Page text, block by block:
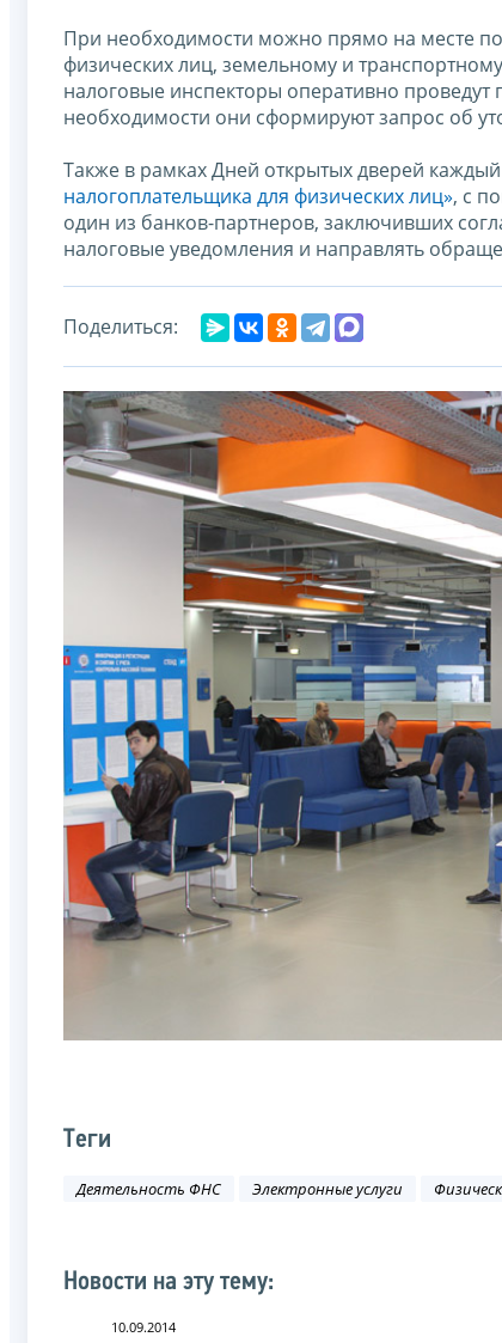
При необходимости можно прямо на месте
физических лиц, земельному и
налоговые инспекторы оперативно
необходимости они сформируют запрос об
Также в рамках Дней открытых дверей
налогоплательщика для физических лиц», с
один из банков-партнеров, заключивших
налоговые уведомления и направлять
Поделиться:
Теги
Деятельность ФНС Электронные услуги
Новости на эту тему:
10.09.2014